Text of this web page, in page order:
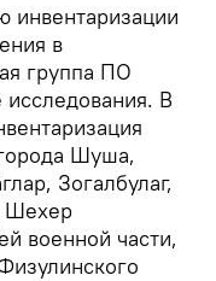
инвентаризации
в
группа ПО
В
Шуша,
Зогалбулаг,
Шехер
военной части,